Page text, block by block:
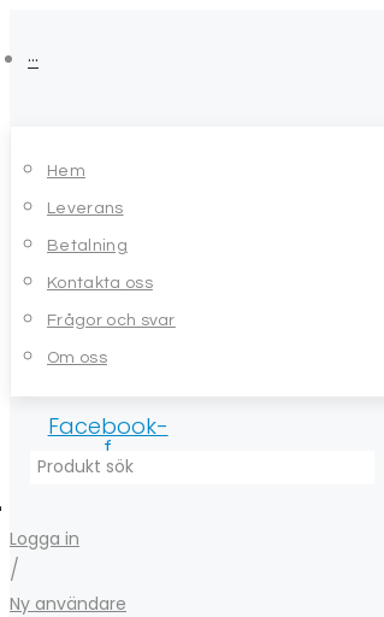
to···
Hem
Leverans
Betalning
Kontakta oss
Frågor och svar
Om oss
Facebook-
f
Logga in
/
Ny användare